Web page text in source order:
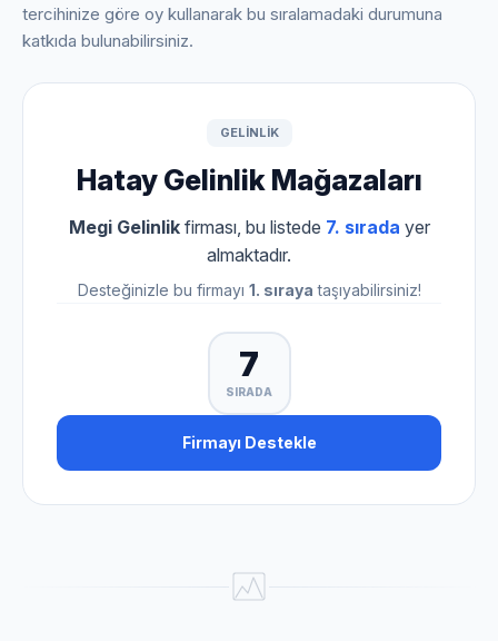
tercihinize göre oy kullanarak bu sıralamadaki durumuna
katkıda bulunabilirsiniz.
GELINLIK
Hatay Gelinlik Mağazaları
Megi Gelinlikfirması, bu listede 7. sırada yer
almaktadır.
Desteğinizle bu firmayı 1. sıraya taşıyabilirsiniz!
7
SIRADA
Firmayı Destekle